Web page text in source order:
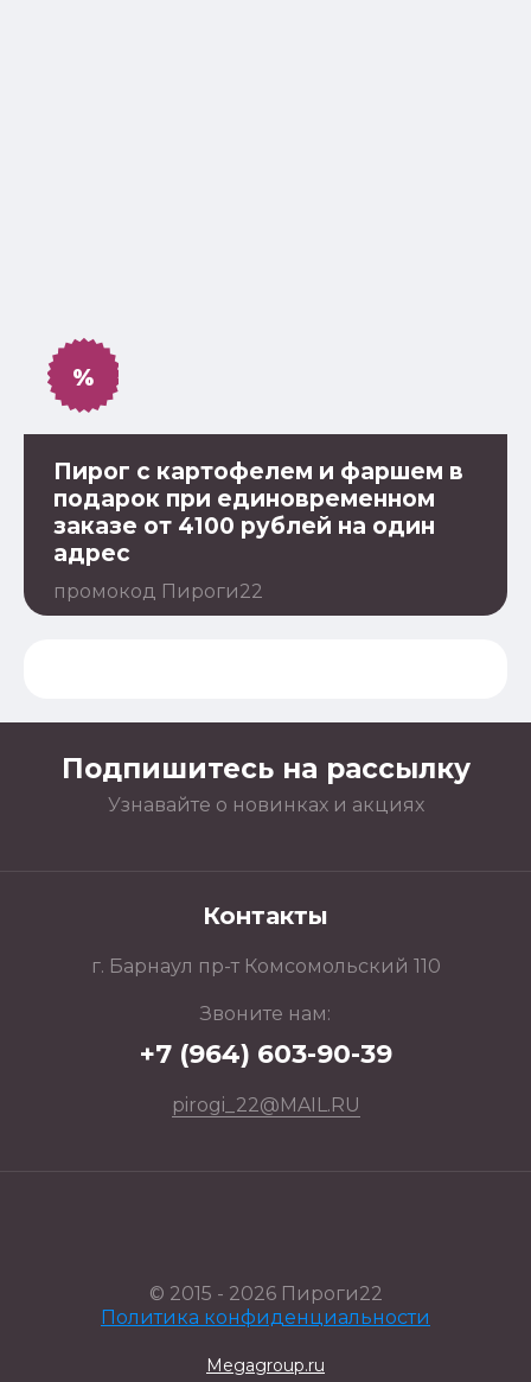
%
Пирог с картофелем и фаршем в
подарок при единовременном
заказе от 4100 рублей на один
адрес
промокод Пироги22
Подпишитесь на рассылку
Узнавайте о новинках и акциях
Контакты
г. Барнаул пр-т Комсомольский 110
Звоните нам:
‎+7 (964) 603-90-39
pirogi_22@MAIL.RU
© 2015 - 2026 Пироги22
Политика конфиденциальности
Megagroup.ru